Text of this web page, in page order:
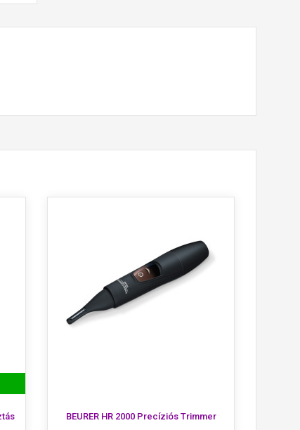
BEURER HR 2000 Precíziós Trimmer